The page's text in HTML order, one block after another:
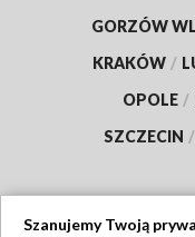
GORZÓW
KRAKÓW /
OPOLE /
SZCZECIN /
Szanujemy Twoją